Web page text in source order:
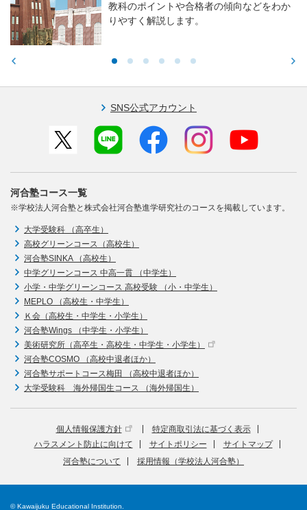
教科のポイントや合格者の傾向などをわか
りやすく解説します。
SNS公式アカウント
河合塾コース一覧
※学校法人河合塾と株式会社河合塾進学研究社のコースを掲載しています。
大学受験科 （高卒生）
高校グリーンコース（高校生）
河合塾SINKA （高校生）
中学グリーンコース 中高一貫 （中学生）
小学・中学グリーンコース 高校受験 （小・中学生）
MEPLO （高校生・中学生）
Ｋ会（高校生・中学生・小学生）
河合塾Wings （中学生・小学生）
美術研究所（高卒生・高校生・中学生・小学生）
河合塾COSMO （高校中退者ほか）
河合塾サポートコース梅田 （高校中退者ほか）
大学受験科 海外帰国生コース （海外帰国生）
個人情報保護方針
特定商取引法に基づく表示
ハラスメント防止に向けて
サイトポリシー
サイトマップ
河合塾について
採用情報（学校法人河合塾）
© Kawaijuku Educational Institution.